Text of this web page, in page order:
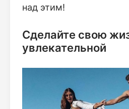
над этим!
Сделайте свою
увлекательной